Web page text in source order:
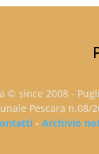
© since 2008 -
Pescara n.08/
-Archivio